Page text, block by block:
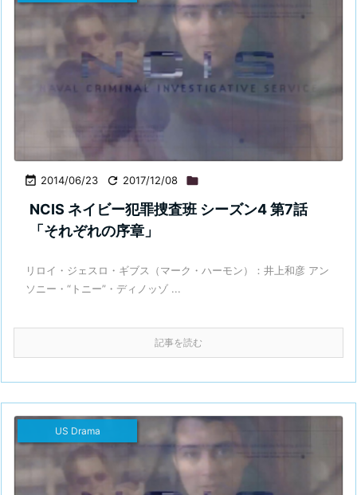
 2014/06/23  2017/12/08 
NCIS ネイビー犯罪捜査班 シーズン4 第7話
「それぞれの序章」
リロイ・ジェスロ・ギブス（マーク・ハーモン）：井上和彦 アン
ソニー・“トニー”・ディノッゾ ...
記事を読む
US Drama